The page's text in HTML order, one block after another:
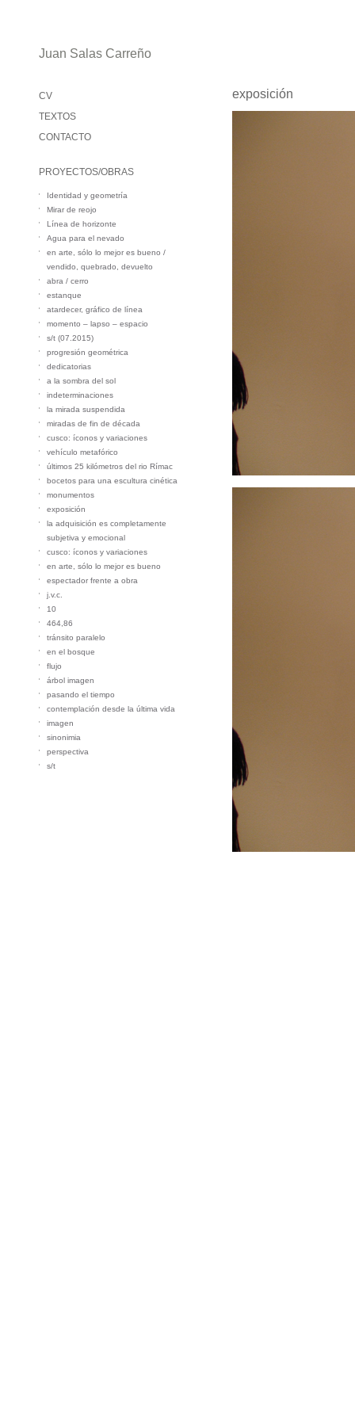
Juan Salas Carreño
CV
TEXTOS
CONTACTO
PROYECTOS/OBRAS
Identidad y geometría
Mirar de reojo
Línea de horizonte
Agua para el nevado
en arte, sólo lo mejor es bueno /
vendido, quebrado, devuelto
abra / cerro
estanque
atardecer, gráfico de línea
momento – lapso – espacio
s/t (07.2015)
progresión geométrica
dedicatorias
a la sombra del sol
indeterminaciones
la mirada suspendida
miradas de fin de década
cusco: íconos y variaciones
vehículo metafórico
últimos 25 kilómetros del rio Rímac
bocetos para una escultura cinética
monumentos
exposición
la adquisición es completamente
subjetiva y emocional
cusco: íconos y variaciones
en arte, sólo lo mejor es bueno
espectador frente a obra
j.v.c.
10
464,86
tránsito paralelo
en el bosque
flujo
árbol imagen
pasando el tiempo
contemplación desde la última vida
imagen
sinonimia
perspectiva
s/t
exposición